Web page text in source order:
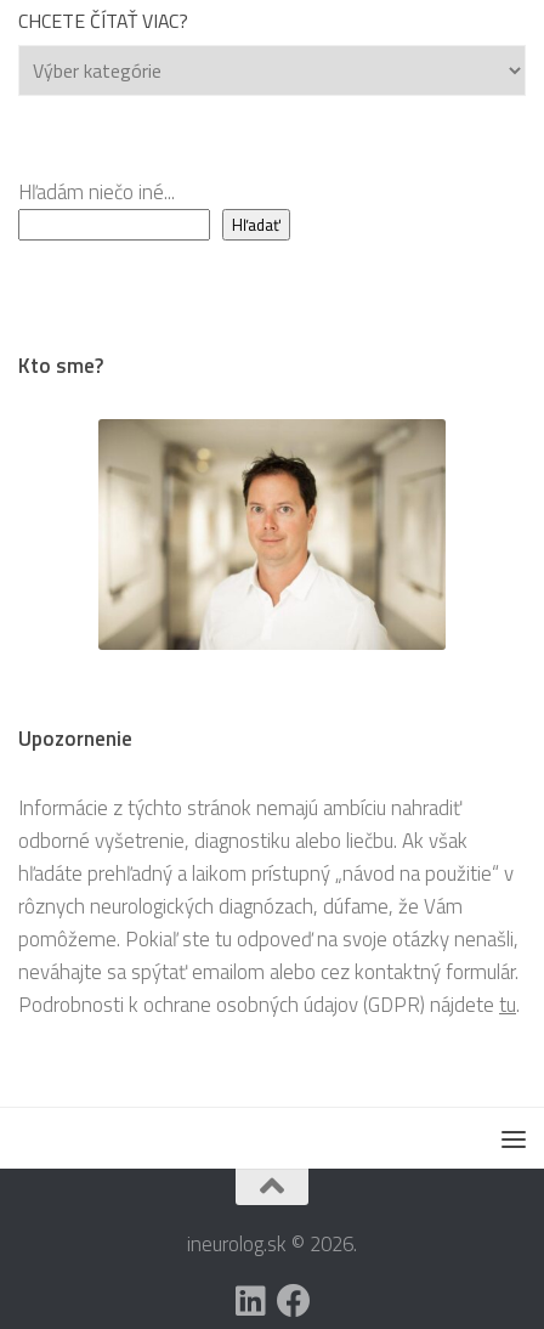
CHCETE ČÍTAŤ VIAC?
Chcete
čítať
Hľadám niečo iné...
Hľadať
Kto sme?
Upozornenie
Informácie z týchto stránok nemajú ambíciu nahradiť
odborné vyšetrenie, diagnostiku alebo liečbu. Ak však
hľadáte prehľadný a laikom prístupný „návod na použitie“ v
rôznych neurologických diagnózach, dúfame, že Vám
pomôžeme. Pokiaľ ste tu odpoveď na svoje otázky nenašli,
neváhajte sa spýtať emailom alebo cez kontaktný formulár.
Podrobnosti k ochrane osobných údajov (GDPR) nájdetetu.
ineurolog.sk © 2026.